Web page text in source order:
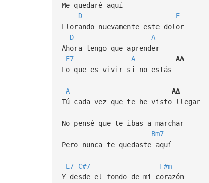
Me quedaré aquí
D
E
Llorando nuevamente este dolor
D
A
Ahora tengo que aprender
E7
A
A∆
Lo que es vivir si no estás
A
A∆
Tú cada vez que te he visto llegar
No pensé que te ibas a marchar
Bm7
Pero nunca te quedaste aquí
E7 C#7
F#m
Y desde el fondo de mi corazón